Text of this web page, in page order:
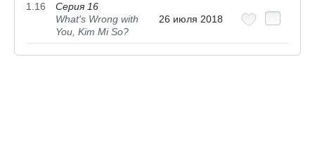
1.16
Серия 16
What's Wrong with
You, Kim Mi So?
26 июля 2018